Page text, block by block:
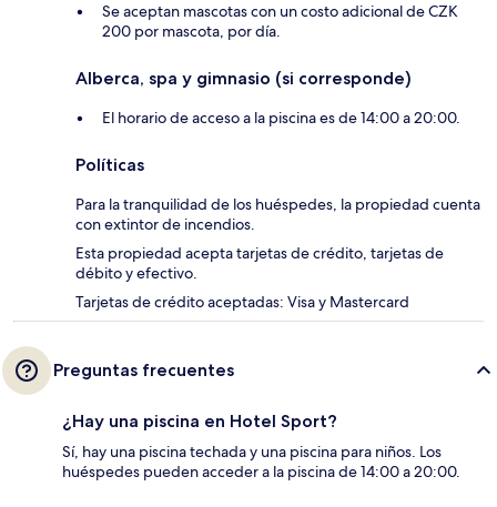
Se aceptan mascotas con un costo adicional de CZK
200 por mascota, por día.
Alberca, spa y gimnasio (si corresponde)
El horario de acceso a la piscina es de 14:00 a 20:00.
Políticas
Para la tranquilidad de los huéspedes, la propiedad cuenta
con extintor de incendios.
Esta propiedad acepta tarjetas de crédito, tarjetas de
débito y efectivo.
Tarjetas de crédito aceptadas: Visa y Mastercard
Preguntas frecuentes
¿Hay una piscina en Hotel Sport?
Sí, hay una piscina techada y una piscina para niños. Los
huéspedes pueden acceder a la piscina de 14:00 a 20:00.